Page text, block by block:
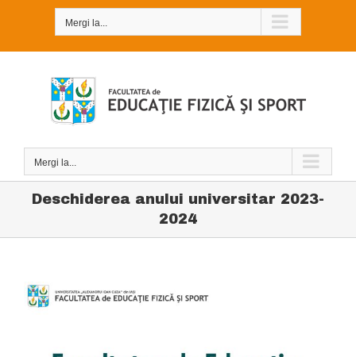
Mergi la...
Mergi la...
Deschiderea anului universitar 2023-
2024